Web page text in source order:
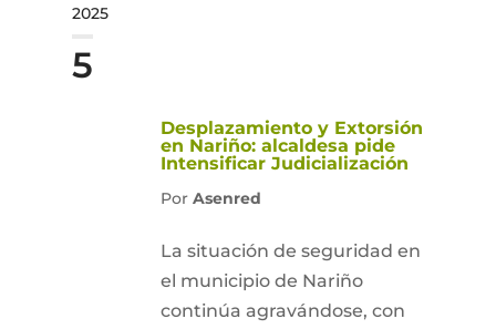
2025
5
Desplazamiento y Extorsión
en Nariño: alcaldesa pide
Intensificar Judicialización
Por Asenred
La situación de seguridad en
el municipio de Nariño
continúa agravándose, con